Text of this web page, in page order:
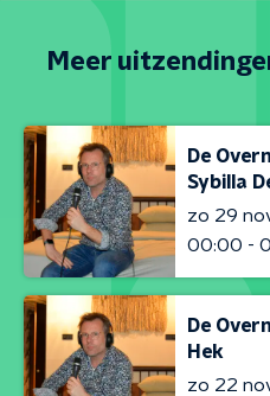
Meer
De
Sybilla
zo 29
00:00 -
De
Hek
zo 22